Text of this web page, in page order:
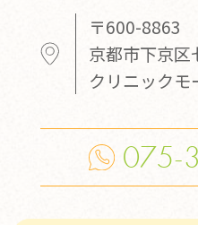
〒600-8863
京都市下京
クリニック
075-